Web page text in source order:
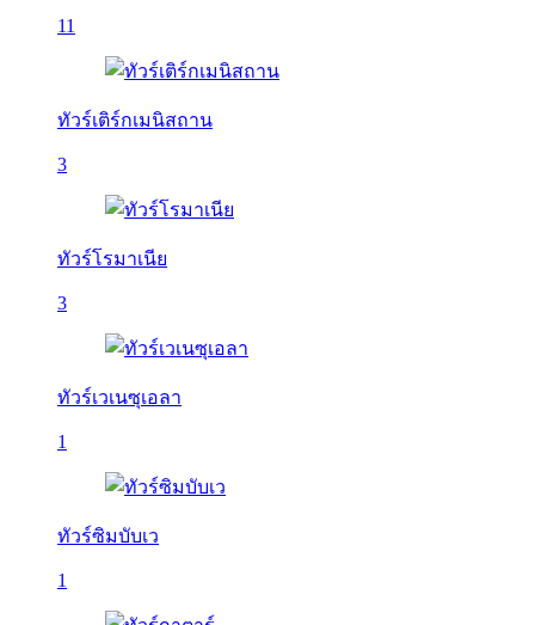
11
ทัวร์เติร์กเมนิสถาน
3
ทัวร์โรมาเนีย
3
ทัวร์เวเนซุเอลา
1
ทัวร์ซิมบับเว
1